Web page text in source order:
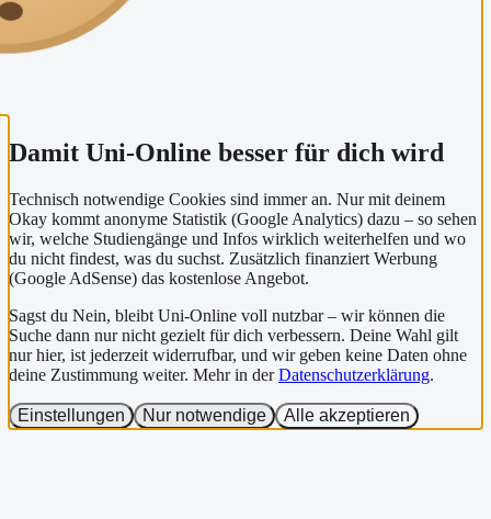
Damit Uni-Online besser für dich wird
Technisch notwendige Cookies sind immer an. Nur mit deinem
Okay kommt anonyme Statistik (Google Analytics) dazu – so sehen
wir, welche Studiengänge und Infos wirklich weiterhelfen und wo
du nicht findest, was du suchst. Zusätzlich finanziert Werbung
(Google AdSense) das kostenlose Angebot.
Sagst du Nein, bleibt Uni-Online voll nutzbar – wir können die
Suche dann nur nicht gezielt für dich verbessern. Deine Wahl gilt
nur hier, ist jederzeit widerrufbar, und wir geben keine Daten ohne
deine Zustimmung weiter. Mehr in der Datenschutzerklärung.
Einstellungen Nur notwendige Alle akzeptieren